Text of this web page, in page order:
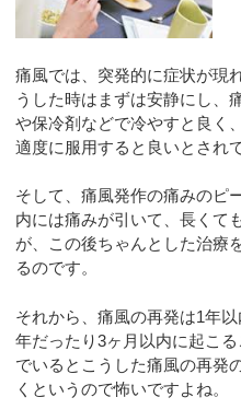
痛風では、突発的に症状が現
うした時はまずは安静にし、
や保冷剤などで冷やすと良く
適度に服用すると良いとされ
そして、痛風発作の痛みのピ
内には痛みが引いて、長くて
が、この後ちゃんとした治療
るのです。
それから、痛風の再発は1年
年だったり3ヶ月以内に起こ
でいるとこうした痛風の再発
くというので怖いですよね。